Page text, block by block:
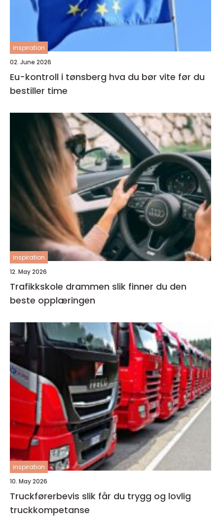
inspiration
02. June 2026
Eu-kontroll i tønsberg hva du bør vite før du
bestiller time
inspiration
12. May 2026
Trafikkskole drammen slik finner du den
beste opplæringen
inspiration
10. May 2026
Truckførerbevis slik får du trygg og lovlig
truckkompetanse